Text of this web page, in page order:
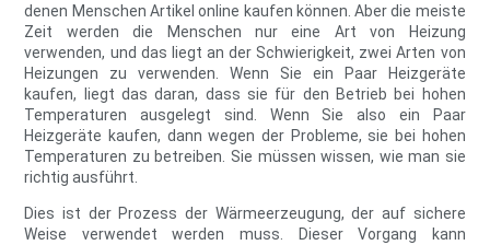
denen Menschen Artikel online kaufen können. Aber die meiste
Zeit werden die Menschen nur eine Art von Heizung
verwenden, und das liegt an der Schwierigkeit, zwei Arten von
Heizungen zu verwenden. Wenn Sie ein Paar Heizgeräte
kaufen, liegt das daran, dass sie für den Betrieb bei hohen
Temperaturen ausgelegt sind. Wenn Sie also ein Paar
Heizgeräte kaufen, dann wegen der Probleme, sie bei hohen
Temperaturen zu betreiben. Sie müssen wissen, wie man sie
richtig ausführt.
Dies ist der Prozess der Wärmeerzeugung, der auf sichere
Weise verwendet werden muss. Dieser Vorgang kann